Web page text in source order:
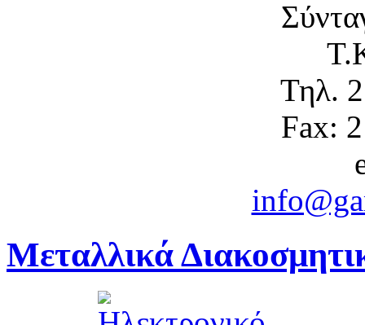
Τηλ.
Fax:
Μεταλλικά